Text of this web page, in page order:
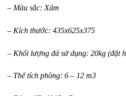
– Màu sắc: Xám
– Kích thước: 435x625x375
– Khối lượng đá sử dụng: 20kg (đặt
– Thể tích phòng: 6 – 12 m3